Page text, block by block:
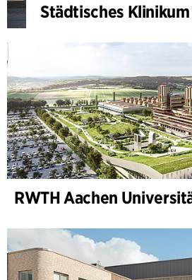
Städtisches